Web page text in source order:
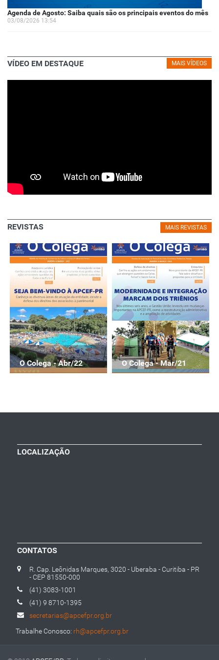
Agenda de Agosto: Saiba quais são os principais eventos do mês
03/08/2026 13:54
MAIS VÍDEOS
VÍDEO EM DESTAQUE
MAIS REVISTAS
REVISTAS
O Colega - Abr/22 O Colega - Mar/21
LOCALIZAÇÃO
CONTATOS
R. Cap. Leônidas Marques, 3020 - Uberaba - Curitiba - PR
- CEP 81550-000
(41) 3083-1001
(41) 9 8710-1395
secretarias@apcefpr.org.br
Trabalhe Conosco: rh@apcefpr.org.br